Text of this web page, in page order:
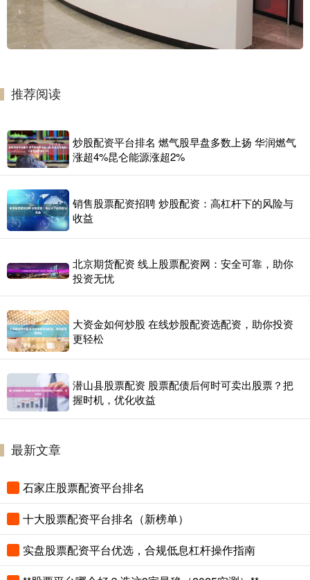
推荐阅读
炒股配资平台排名 燃气股早盘多数上扬 华润燃气
涨超4%昆仑能源涨超2%
销售股票配资招聘 炒股配资：高杠杆下的风险与
收益
北京期货配资 线上股票配资网：安全可靠，助你
投资无忧
大资金如何炒股 在线炒股配资选配资，助你投资
更轻松
潜山县股票配资 股票配债后何时可卖出股票？把
握时机，优化收益
最新文章
石家庄股票配资平台排名
十大股票配资平台排名（新榜单）
实盘股票配资平台优选，合规低息杠杆操作指南